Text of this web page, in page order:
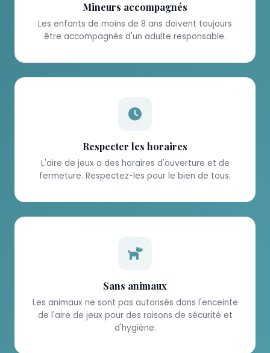
Mineurs accompagnés
Les enfants de moins de 8 ans doivent toujours
être accompagnés d'un adulte responsable.
Respecter les horaires
L'aire de jeux a des horaires d'ouverture et de
fermeture. Respectez-les pour le bien de tous.
Sans animaux
Les animaux ne sont pas autorisés dans l'enceinte
de l'aire de jeux pour des raisons de sécurité et
d'hygiène.